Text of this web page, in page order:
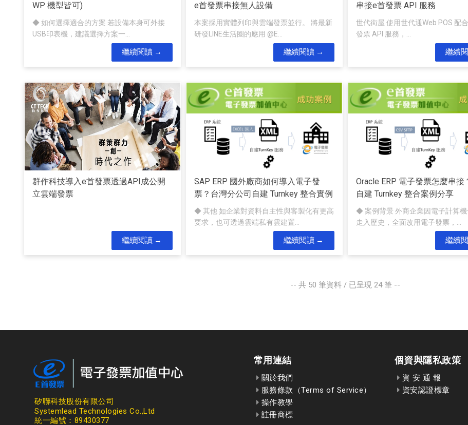
WP 機型皆可)
◆ 如何選擇適合的方案 若設備本身可外接
USB印表機，建議選擇方案一...
繼續閱讀
e首發票串接無人設備
本案採用實體列印與雲端發票並行。 將最新
研發LINE生活圈的應用 @E...
繼續閱讀
串接e首發票 API 服務
世代街屋 使用世代通Web POS 配
發票 API 服務，...
繼續
群作科技導入e首發票透過API成公開
立雲端發票
繼續閱讀
SAP ERP 國外廠商如何導入電子發
票？台灣分公司自建 Turnkey 整合實例
◆ 其他 如企業對資料自主性與客製化有更高
要求，也可透過雲端私有雲建置...
繼續閱讀
Oracle ERP 電子發票怎麼串接
自建 Turnkey 整合案例分享
◆ 案例背景 外商企業因電子計算
走入歷史，全面改用電子發票，...
繼續
-- 共 50 筆資料 / 已呈現 24筆 --
矽聯科技股份有限公司
Systemlead Technologies Co.,Ltd
統一編號：89430377
常用連結
關於我們
服務條款（Terms of Service）
操作教學
註冊商標
個資與隱私政策
資 安 通 報
資安認證標章